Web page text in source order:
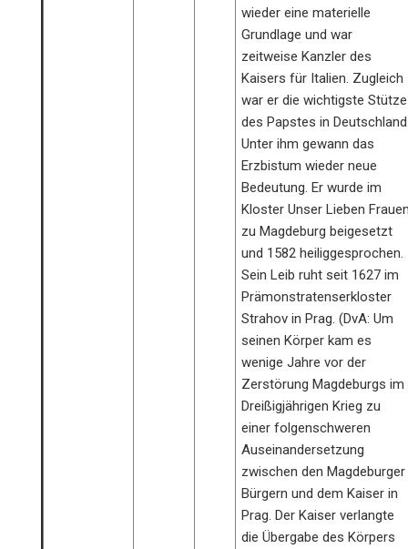
wieder eine materielle
Grundlage und war
zeitweise Kanzler des
Kaisers für Italien. Zugleich
war er die wichtigste Stütze
des Papstes in
Unter ihm gewann das
Erzbistum wieder neue
Bedeutung. Er wurde im
Kloster Unser Lieben
zu Magdeburg beigesetzt
und 1582 heiliggesprochen.
Sein Leib ruht seit 1627 im
Prämonstratenserkloster
Strahov in Prag. (DvA: Um
seinen Körper kam es
wenige Jahre vor der
Zerstörung Magdeburgs im
Dreißigjährigen Krieg zu
einer folgenschweren
Auseinandersetzung
zwischen den Magdeburger
Bürgern und dem Kaiser in
Prag. Der Kaiser verlangte
die Übergabe des Körpers